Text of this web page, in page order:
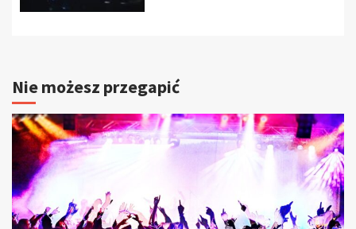
Nie możesz przegapić